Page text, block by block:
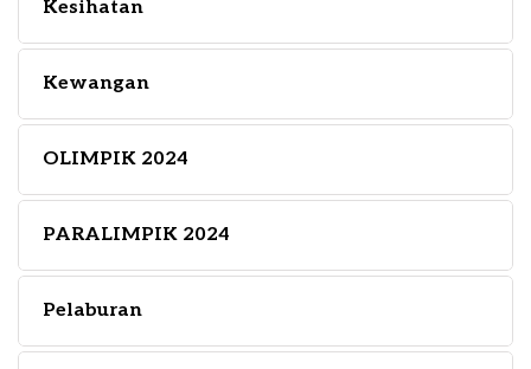
Kesihatan
Kewangan
OLIMPIK 2024
PARALIMPIK 2024
Pelaburan